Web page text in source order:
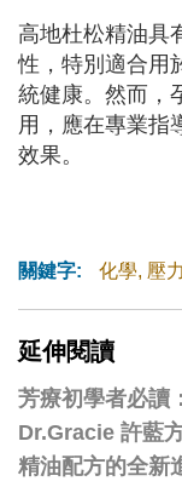
高地杜松精油具
性，特別適合用
統健康。然而，
用，應在專業指
效果。
關鍵字: 化學, 壓力
延伸閱讀
芳療初學者必讀
Dr.Gracie 許藍
精油配方的全新